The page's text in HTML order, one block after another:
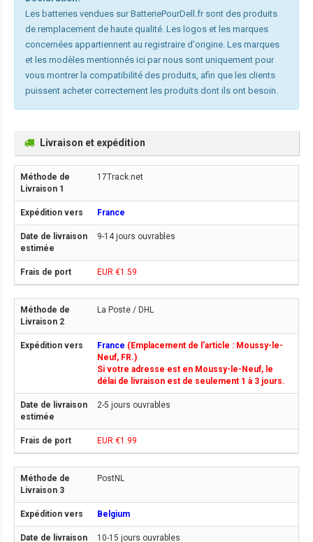
Les batteries vendues sur BatteriePourDell.fr sont des produits
de remplacement de haute qualité. Les logos et les marques
concernées appartiennent au registraire d'origine. Les marques
et les modèles mentionnés ici par nous sont uniquement pour
vous montrer la compatibilité des produits, afin que les clients
puissent acheter correctement les produits dont ils ont besoin.
Livraison et expédition
17Track.net
France
9-14 jours ouvrables
EUR €1.59
La Poste / DHL
France (Emplacement de l'article : Moussy-le-
Neuf, FR.)
Si votre adresse est en Moussy-le-Neuf, le
délai de livraison est de seulement 1 à 3 jours.
2-5 jours ouvrables
EUR €1.99
PostNL
Belgium
10-15 jours ouvrables